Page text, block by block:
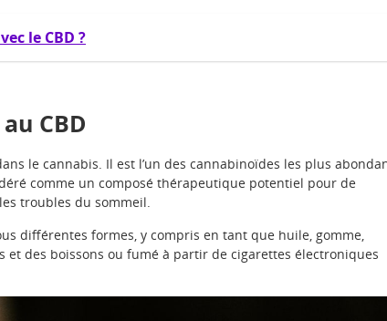
le CBD ?
CBD
le cannabis. Il est l’un des cannabinoïdes les plus
comme un composé thérapeutique potentiel pour de
troubles du sommeil.
différentes formes, y compris en tant que huile, gomme,
des boissons ou fumé à partir de cigarettes électroniques